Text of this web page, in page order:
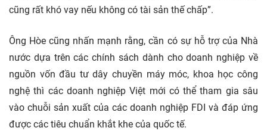
cũng rất khó vay nếu không có tài sản thế chấp”.
Ông Hòe cũng nhấn mạnh rằng, cần có sự hỗ trợ của Nhà
nước dựa trên các chính sách dành cho doanh nghiệp về
nguồn vốn đầu tư dây chuyền máy móc, khoa học công
nghệ thì các doanh nghiệp Việt mới có thể tham gia sâu
vào chuỗi sản xuất của các doanh nghiệp FDI và đáp ứng
được các tiêu chuẩn khắt khe của quốc tế.